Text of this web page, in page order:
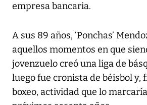
empresa bancaria.
A sus 89 años, ‘Ponchas’
aquellos momentos en que
jovenzuelo creó una liga de
luego fue cronista de béisbol y,
boxeo, actividad que lo